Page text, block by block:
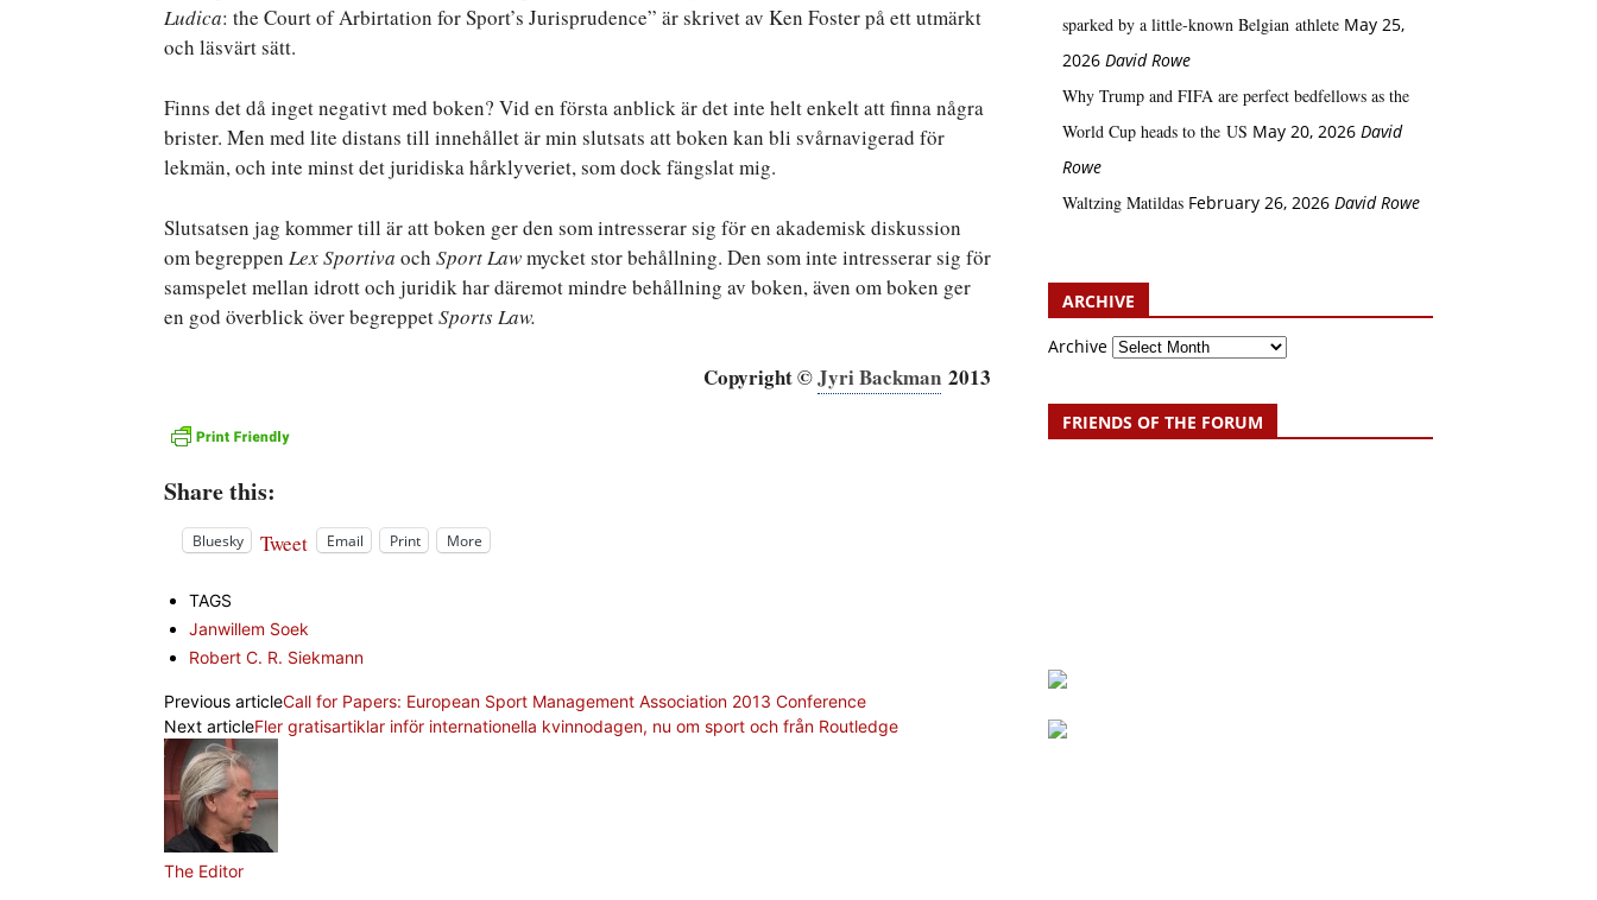
Ludica: the Court of Arbirtation for Sport’s Jurisprudence” är skrivet av Ken Foster på ett utmärkt
och läsvärt sätt.
Finns det då inget negativt med boken? Vid en första anblick är det inte helt enkelt att finna några
brister. Men med lite distans till innehållet är min slutsats att boken kan bli svårnavigerad för
lekmän, och inte minst det juridiska hårklyveriet, som dock fängslat mig.
Slutsatsen jag kommer till är att boken ger den som intresserar sig för en akademisk diskussion
om begreppen Lex Sportiva och Sport Lawmycket stor behållning. Den som inte intresserar sig för
samspelet mellan idrott och juridik har däremot mindre behållning av boken, även om boken ger
en god överblick över begreppetSports Law.
Copyright ©Jyri Backman 2013
Share this:
Bluesky Tweet Email Print More
TAGS
Janwillem Soek
Robert C. R. Siekmann
Previous articleCall for Papers: European Sport Management Association 2013 Conference
Next articleFler gratisartiklar inför internationella kvinnodagen, nu om sport och från Routledge
The Editor
sparked by a little‑known Belgian athlete May 25,
2026 David Rowe
Why Trump and FIFA are perfect bedfellows as the
World Cup heads to the US May 20, 2026 David
Rowe
Waltzing Matildas February 26, 2026 David Rowe
ARCHIVE
Archive
FRIENDS OF THE FORUM